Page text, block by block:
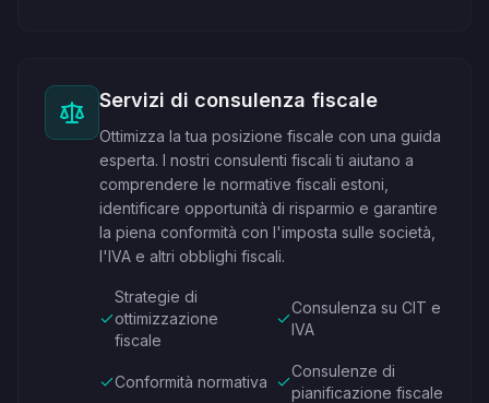
Servizi di consulenza fiscale
Ottimizza la tua posizione fiscale con una guida
esperta. I nostri consulenti fiscali ti aiutano a
comprendere le normative fiscali estoni,
identificare opportunità di risparmio e garantire
la piena conformità con l'imposta sulle società,
l'IVA e altri obblighi fiscali.
Strategie di
ottimizzazione
fiscale
Consulenza su CIT e
IVA
Conformità normativa
Consulenze di
pianificazione fiscale